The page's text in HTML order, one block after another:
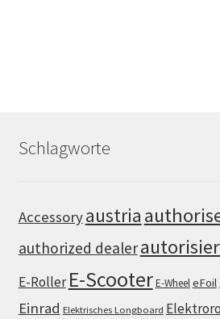
Schlagworte
Accessoryaustria
authorized dealer
E-Roller E-ScooterE-WheeleFoil
Einrad Elektrisches Longboard